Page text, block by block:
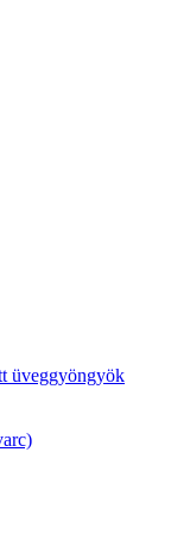
üveggyöngyök